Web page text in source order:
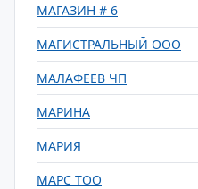
МАГАЗИН # 6
МАГИСТРАЛЬНЫЙ ООО
МАЛАФЕЕВ ЧП
МАРИНА
МАРИЯ
МАРС ТОО